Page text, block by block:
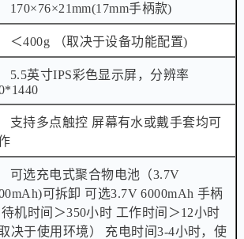
170×76×21mm(17mm手柄款)
＜400g （取决于设备功能配置)
5.5英寸IPS彩色显示屏，分辨率
支持多点触控 屏幕有水或戴手套均可
可选充电式聚合物电池（3.7V
可拆卸 可选3.7V 6000mAh 手柄
机时间＞350小时 工作时间＞12小时
取决于使用环境） 充电时间3-4小时，使